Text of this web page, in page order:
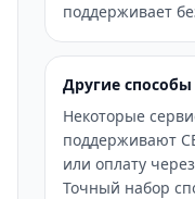
поддерживает
Другие способы
Некоторые
поддерживают
или оплату
Точный набор